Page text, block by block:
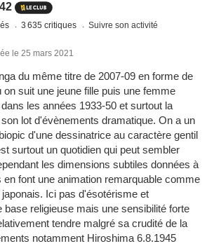
3 635 critiques Suivre son activité
le 25 mars 2021
du même titre de 2007-09 en forme de
suit une jeune fille puis une femme
les années 1933-50 et surtout la
lot d'évènements dramatique. On a un
d'une dessinatrice au caractère gentil
surtout un quotidien qui peut sembler
les dimensions subtiles données à
font une animation remarquable comme
Ici pas d'ésotérisme et
base religieuse mais une sensibilité forte
tendre malgré sa crudité de la
notamment Hiroshima 6.8.1945